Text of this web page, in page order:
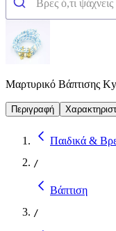
Μαρτυρικό Βάπτισης
Περιγραφή
Παιδικά &
/
Βάπτιση
/